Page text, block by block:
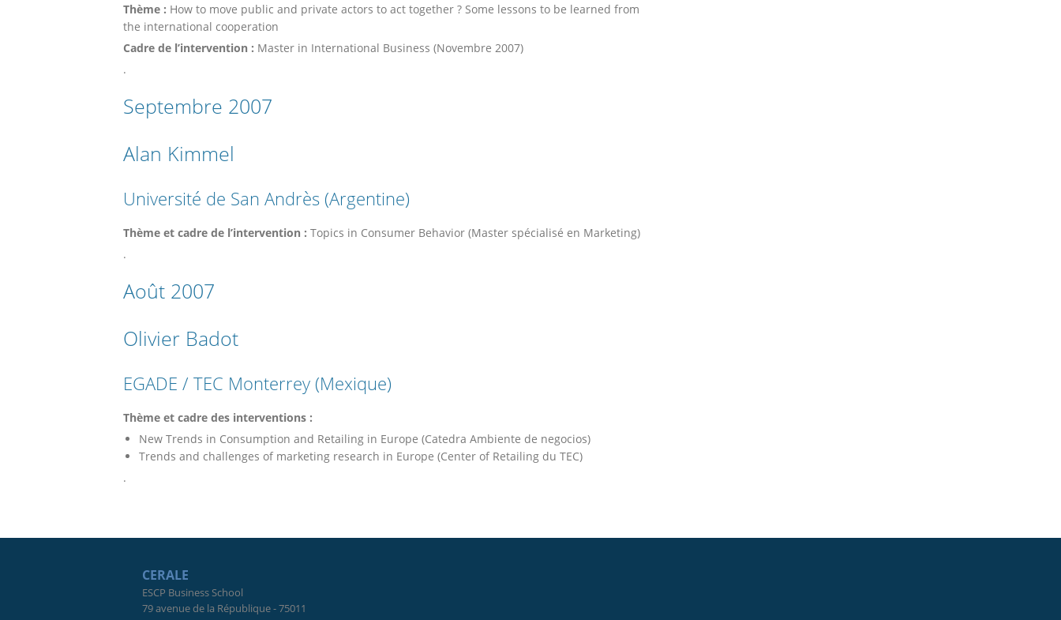
Thème : How to move public and private actors to act together ? Some lessons to be learned from
the international cooperation
Cadre de l’intervention : Master in International Business (Novembre 2007)
.
Septembre 2007
Alan Kimmel
Université de San Andrès (Argentine)
Thème et cadre de l’intervention : Topics in Consumer Behavior (Master spécialisé en Marketing)
.
Août 2007
Olivier Badot
EGADE / TEC Monterrey (Mexique)
Thème et cadre des interventions :
New Trends in Consumption and Retailing in Europe (Catedra Ambiente de negocios)
Trends and challenges of marketing research in Europe (Center of Retailing du TEC)
.
CERALE
ESCP Business School
79 avenue de la République - 75011